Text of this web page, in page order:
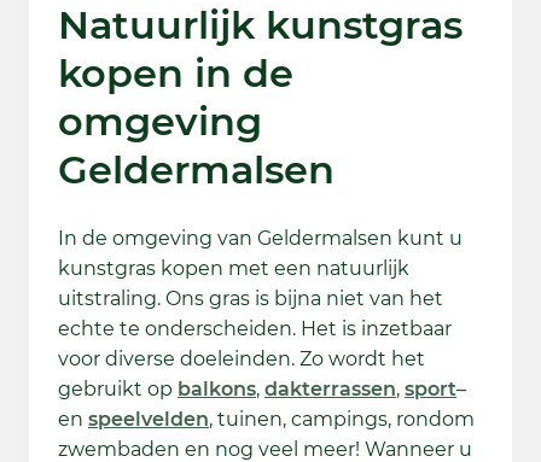
Natuurlijk kunstgras
kopen in de
omgeving
Geldermalsen
In de omgeving van Geldermalsen kunt u
kunstgras kopen met een natuurlijk
uitstraling. Ons gras is bijna niet van het
echte te onderscheiden. Het is inzetbaar
voor diverse doeleinden. Zo wordt het
gebruikt op balkons, dakterrassen, sport–
en speelvelden, tuinen, campings, rondom
zwembaden en nog veel meer! Wanneer u